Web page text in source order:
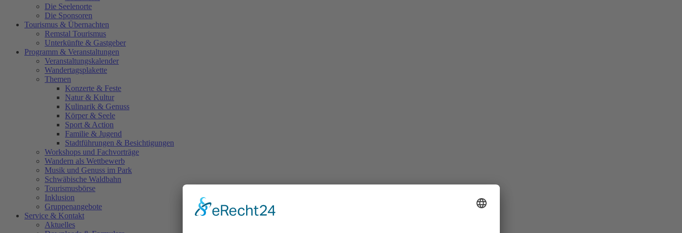
Die Seelenorte
Die Sponsoren
Tourismus & Übernachten
Remstal Tourismus
Unterkünfte & Gastgeber
Programm & Veranstaltungen
Veranstaltungskalender
Wandertagsplakette
Themen
Konzerte & Feste
Natur & Kultur
Kulinarik & Genuss
Körper & Seele
Sport & Action
Familie & Jugend
Stadtführungen & Besichtigungen
Workshops und Fachvorträge
Wandern als Wettbewerb
Musik und Genuss im Park
Schwäbische Waldbahn
Tourismusbörse
Inklusion
Gruppenangebote
Service & Kontakt
Aktuelles